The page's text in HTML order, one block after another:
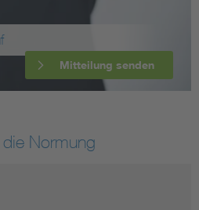
Mitteilung senden
Normung